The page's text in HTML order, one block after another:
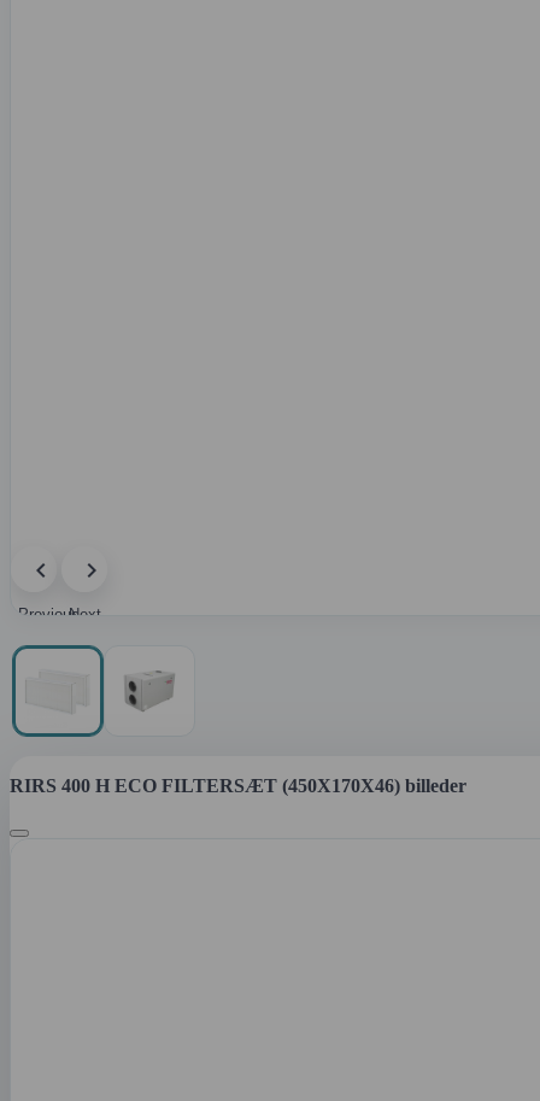
PreviousNext
RIRS 400 H ECO FILTERSÆT (450X170X46) billeder